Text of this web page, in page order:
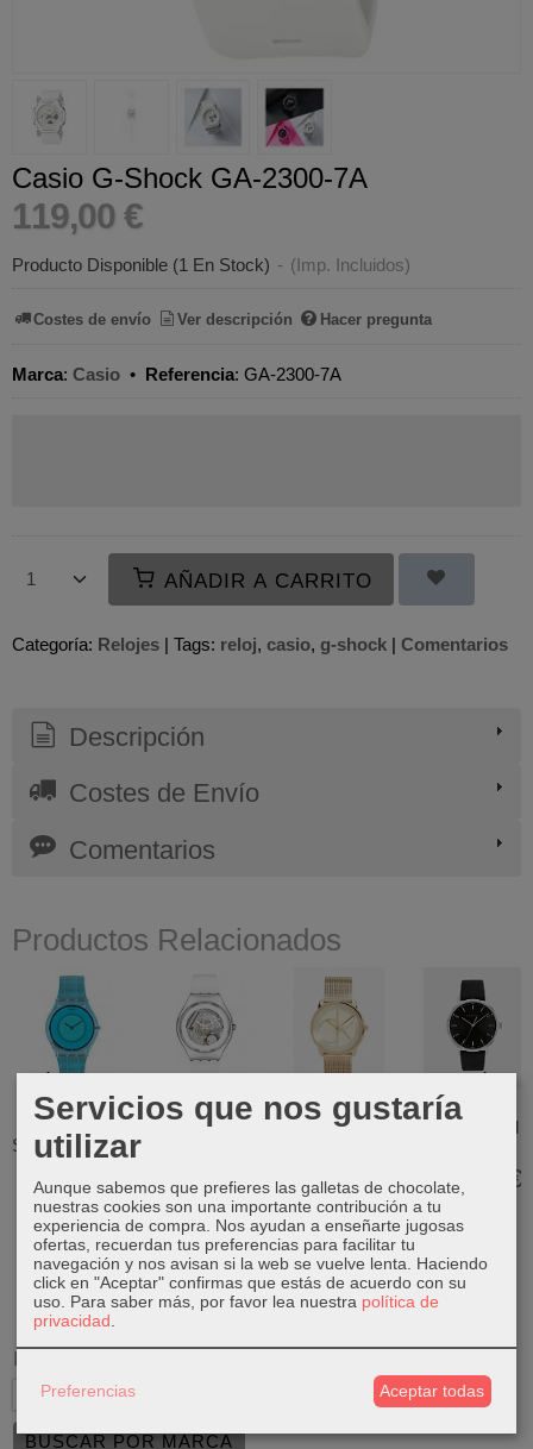
Marcas
Casio G-Shock GA-2300-7A
119,00 €
Producto Disponible (1 En Stock) - (Imp. Incluidos)
Costes de envío Ver descripción Hacer pregunta
Marca: Casio • Referencia: GA-2300-7A
AÑADIR A CARRITO
Categoría: Relojes | Tags: reloj casio g-shock | Comentarios
Descripción
Costes de Envío
Comentarios
Productos Relacionados
Swatch x
Skin SS08Z102
135,00 €
Swatch Skin
Irony SYXS138
Reloj CK Iconic
Mesh Gold
169,00 €
Reloj CK
Modern Piel
129,00 €
Servicios que nos gustaría
utilizar
Aunque sabemos que prefieres las galletas de chocolate,
nuestras cookies son una importante contribución a tu
experiencia de compra. Nos ayudan a enseñarte jugosas
ofertas, recuerdan tus preferencias para facilitar tu
navegación y nos avisan si la web se vuelve lenta. Haciendo
click en "Aceptar" confirmas que estás de acuerdo con su
uso. Para saber más, por favor lea nuestra política de
privacidad
Preferencias Aceptar todas